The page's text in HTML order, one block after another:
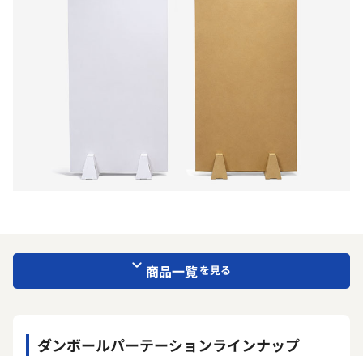
商品一覧を見る
ダンボールパーテーションラインナップ